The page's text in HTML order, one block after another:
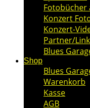
Fotobücher
Konzert
Konzert-
Partner/
Blues
Shop
Blues
Warenkorb
Kasse
AGB